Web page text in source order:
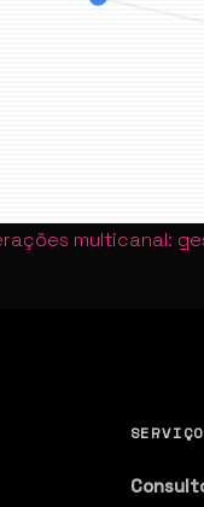
multicanal: